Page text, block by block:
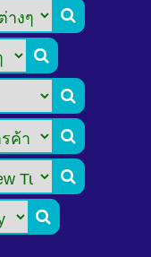





